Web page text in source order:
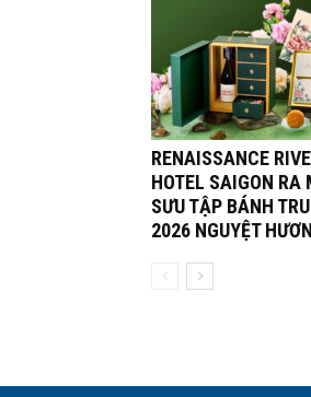
RENAISSANCE
HOTEL SAIGON RA
SƯU TẬP BÁNH
2026 NGUYỆT